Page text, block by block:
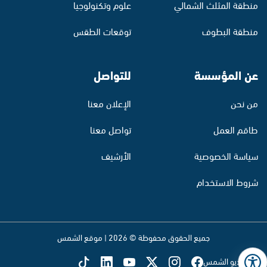
منطقة المثلث الشمالي
منطقة البطوف
علوم وتكنولوجيا
توقعات الطقس
عن المؤسسة
من نحن
طاقم العمل
سياسة الخصوصية
شروط الاستخدام
للتواصل
الإعلان معنا
تواصل معنا
الأرشيف
جميع الحقوق محفوظة © 2026 | موقع الشمس
تابع راديو الشمس